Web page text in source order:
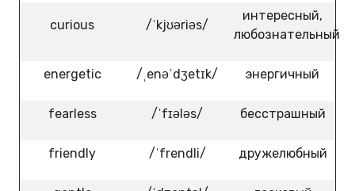
curious /ˈkjʊəriəs/
интересный,
любознательный
energetic /ˌenəˈdʒetɪk/ энергичный
fearless /ˈfɪələs/ бесстрашный
friendly /ˈfrendli/ дружелюбный